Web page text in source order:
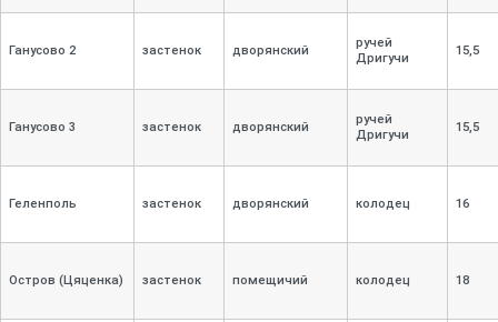
Ганусово 2 застенок дворянский
ручей
Дригучи
15,5
Ганусово 3 застенок дворянский
ручей
Дригучи
15,5
Геленполь застенок дворянский колодец 16
Остров (Цяценка) застенок помещичий колодец 18